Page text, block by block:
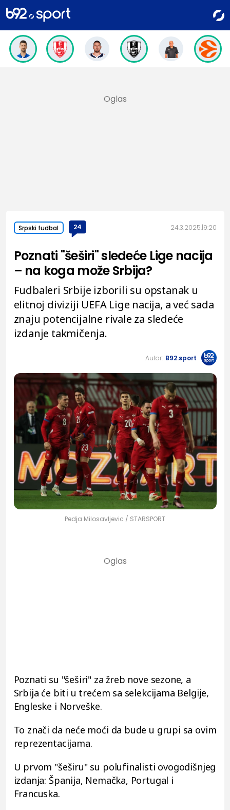
Srpski fudbal 24 24.3.2025. 9:20
Poznati "šeširi" sledeće Lige nacija
– na koga može Srbija?
Fudbaleri Srbije izborili su opstanak u
elitnoj diviziji UEFA Lige nacija, a već sada
znaju potencijalne rivale za sledeće
izdanje takmičenja.
Autor: B92.sport
Pedja Milosavljevic / STARSPORT
Poznati su "šeširi" za žreb nove sezone, a
Srbija će biti u trećem sa selekcijama Belgije,
Engleske i Norveške.
To znači da neće moći da bude u grupi sa ovim
reprezentacijama.
U prvom "šeširu" su polufinalisti ovogodišnjeg
izdanja: Španija, Nemačka, Portugal i
Francuska.